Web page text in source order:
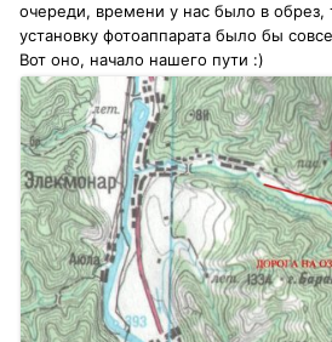
очереди, времени у нас было в обрез,
установку фотоаппарата было бы
Вот оно, начало нашего пути :)